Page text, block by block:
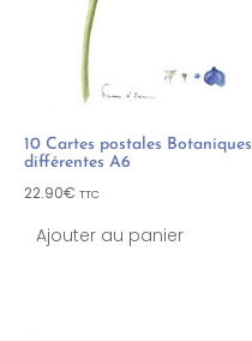
10 Cartes postales Botaniques
différentes A6
22.90€ TTC
Ajouter au panier